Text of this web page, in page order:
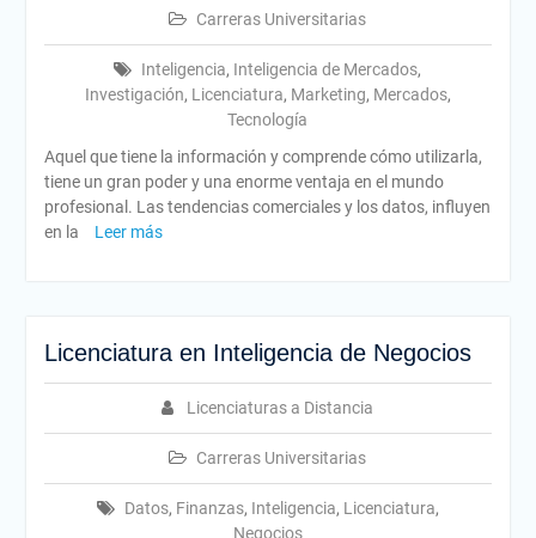
Carreras Universitarias
Inteligencia, Inteligencia de Mercados,
Investigación, Licenciatura, Marketing, Mercados,
Tecnología
Aquel que tiene la información y comprende cómo utilizarla,
tiene un gran poder y una enorme ventaja en el mundo
profesional. Las tendencias comerciales y los datos, influyen
en la
Leer más
Licenciatura en Inteligencia de Negocios
Licenciaturas a Distancia
Carreras Universitarias
Datos, Finanzas, Inteligencia, Licenciatura,
Negocios